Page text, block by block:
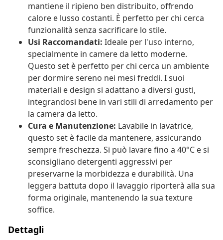
mantiene il ripieno ben distribuito, offrendo
calore e lusso costanti. È perfetto per chi cerca
funzionalità senza sacrificare lo stile.
Usi Raccomandati: Ideale per l'uso interno,
specialmente in camere da letto moderne.
Questo set è perfetto per chi cerca un ambiente
per dormire sereno nei mesi freddi. I suoi
materiali e design si adattano a diversi gusti,
integrandosi bene in vari stili di arredamento per
la camera da letto.
Cura e Manutenzione: Lavabile in lavatrice,
questo set è facile da mantenere, assicurando
sempre freschezza. Si può lavare fino a 40°C e si
sconsigliano detergenti aggressivi per
preservarne la morbidezza e durabilità. Una
leggera battuta dopo il lavaggio riporterà alla sua
forma originale, mantenendo la sua texture
soffice.
Dettagli